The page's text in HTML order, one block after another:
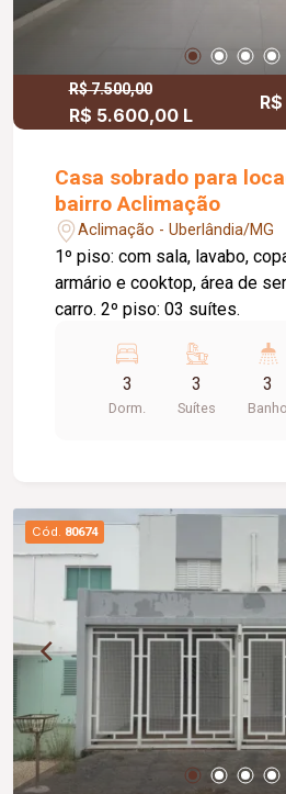
R$ 7.500,00
R$ 5.600,00 L
Casa sobrado para
bairro Aclimação
Aclimação - Uberlândia/MG
1º piso: com sala, lavabo,
armário e cooktop, área de
carro. 2º piso: 03 suítes.
3
Dorm.
3
Suítes
3
Banho
Cód. 80674